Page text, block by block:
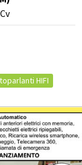
elettrici
Cv
HIFI
Grey